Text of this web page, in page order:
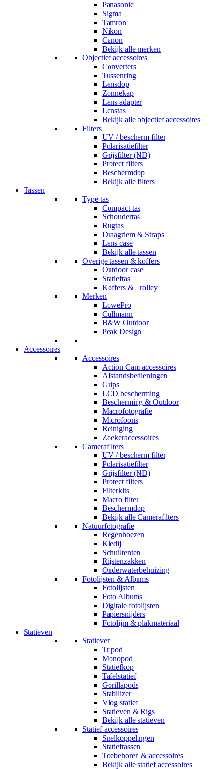
Panasonic
Sigma
Tamron
Nikon
Canon
Bekijk alle merken
Objectief accessoires
Converters
Tussenring
Lensdop
Zonnekap
Lens adapter
Lenstas
Bekijk alle objectief accessoires
Filters
UV / bescherm filter
Polarisatiefilter
Grijsfilter (ND)
Protect filters
Beschermdop
Bekijk alle filters
Tassen
Type tas
Compact tas
Schoudertas
Rugtas
Draagriem & Straps
Lens case
Bekijk alle tassen
Overige tassen & koffers
Outdoor case
Statieftas
Koffers & Trolley
Merken
LowePro
Cullmann
B&W Outdoor
Peak Design
Accessoires
Accessoires
Action Cam accessoires
Afstandsbedieningen
Grips
LCD bescherming
Bescherming & Outdoor
Macrofotografie
Microfoons
Reiniging
Zoekeraccessoires
Camerafilters
UV / bescherm filter
Polarisatiefilter
Grijsfilter (ND)
Protect filters
Filterkits
Macro filter
Beschermdop
Bekijk alle Camerafilters
Natuurfotografie
Regenhoezen
Kledij
Schuiltenten
Rijstenzakken
Onderwaterbehuizing
Fotolijsten & Albums
Fotolijsten
Foto Albums
Digitale fotolijsten
Papiersnijders
Fotolijm & plakmateriaal
Statieven
Statieven
Tripod
Monopod
Statiefkop
Tafelstatief
Gorillapods
Stabilizer
Vlog statief
Statieven & Rigs
Bekijk alle statieven
Statief accessoires
Snelkoppelingen
Statieftassen
Toebehoren & accessoires
Bekijk alle statief accessoires